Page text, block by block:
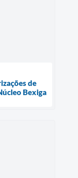
de
Bexiga